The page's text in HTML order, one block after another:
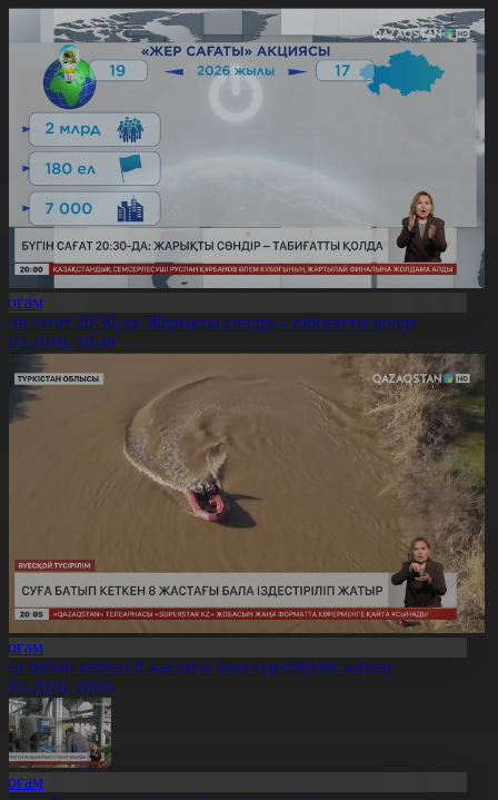
сағат 20:30-да: Жарықты сөндір – табиғатты қолда
20:49
батып кеткен 8 жастағы бала іздестіріліп жатыр
20:05